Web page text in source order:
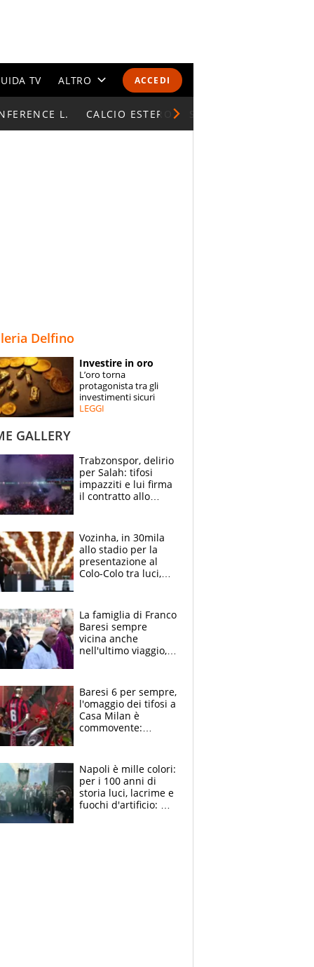
ACCEDI
TV ALTRO
CALENDARI E CLASSIFICHE
ESPERTI
CONTATTI
L. CALCIO ESTERO
Delfino
Investire in oro
L’oro torna
protagonista tra gli
investimenti sicuri
LEGGI
GALLERY
Trabzonspor, delirio
per Salah: tifosi
impazziti e lui firma
il contratto allo
Vozinha, in 30mila
allo stadio per la
presentazione al
Colo-Colo tra luci,
La famiglia di Franco
Baresi sempre
vicina anche
nell'ultimo viaggio,
circondati
dall'affetto dei tifosi
Baresi 6 per sempre,
l'omaggio dei tifosi a
Casa Milan è
commovente:
bigliettini
Napoli è mille colori:
per i 100 anni di
storia luci, lacrime e
fuochi d'artificio: De